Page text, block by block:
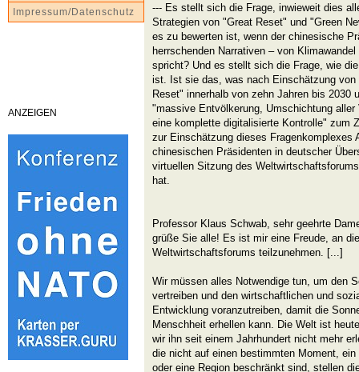
Impressum/Datenschutz
ANZEIGEN
--- Es stellt sich die Frage, inwieweit dies
Strategien von "Great Reset" und "Green
es zu bewerten ist, wenn der chinesische
herrschenden Narrativen – von
spricht? Und es stellt sich die Frage, wie
ist. Ist sie das, was nach Einschätzung
Reset" innerhalb von zehn Jahren bis 2030
"massive Entvölkerung, Umschichtung aller
eine komplette digitalisierte Kontrolle" zum
zur Einschätzung dieses Fragenkomplexes
chinesischen Präsidenten in deutscher
virtuellen Sitzung des
hat.
Professor Klaus Schwab, sehr geehrte
grüße Sie alle! Es ist mir eine Freude, an
Weltwirtschaftsforums teilzunehmen. [...]
Wir müssen alles Notwendige tun, um den
vertreiben und den wirtschaftlichen und
Entwicklung voranzutreiben, damit die
Menschheit erhellen kann. Die Welt ist
wir ihn seit einem Jahrhundert nicht mehr
die nicht auf einen bestimmten Moment,
oder eine Region beschränkt sind, stellen